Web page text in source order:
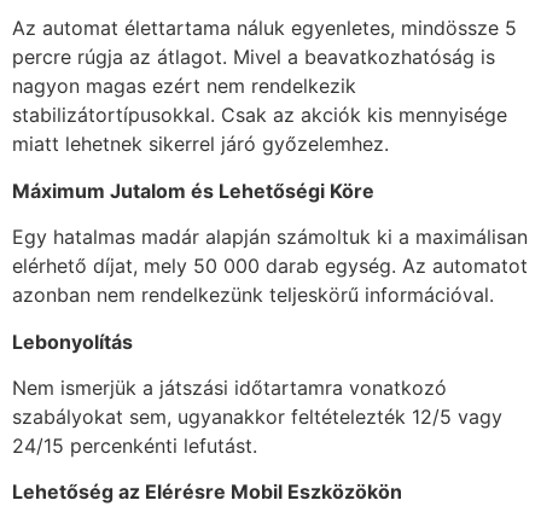
Az automat élettartama náluk egyenletes, mindössze 5
percre rúgja az átlagot. Mivel a beavatkozhatóság is
nagyon magas ezért nem rendelkezik
stabilizátortípusokkal. Csak az akciók kis mennyisége
miatt lehetnek sikerrel járó győzelemhez.
Máximum Jutalom és Lehetőségi Köre
Egy hatalmas madár alapján számoltuk ki a maximálisan
elérhető díjat, mely 50 000 darab egység. Az automatot
azonban nem rendelkezünk teljeskörű információval.
Lebonyolítás
Nem ismerjük a játszási időtartamra vonatkozó
szabályokat sem, ugyanakkor feltételezték 12/5 vagy
24/15 percenkénti lefutást.
Lehetőség az Elérésre Mobil Eszközökön